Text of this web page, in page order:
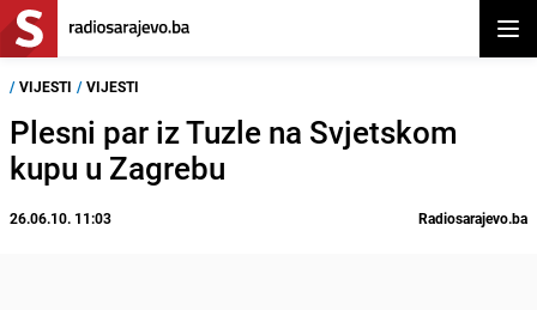
/ VIJESTI / VIJESTI
Plesni par iz Tuzle na Svjetskom
kupu u Zagrebu
26.06.10. 11:03 Radiosarajevo.ba